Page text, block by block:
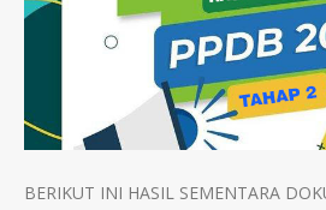
BERIKUT INI HASIL SEMENTARA